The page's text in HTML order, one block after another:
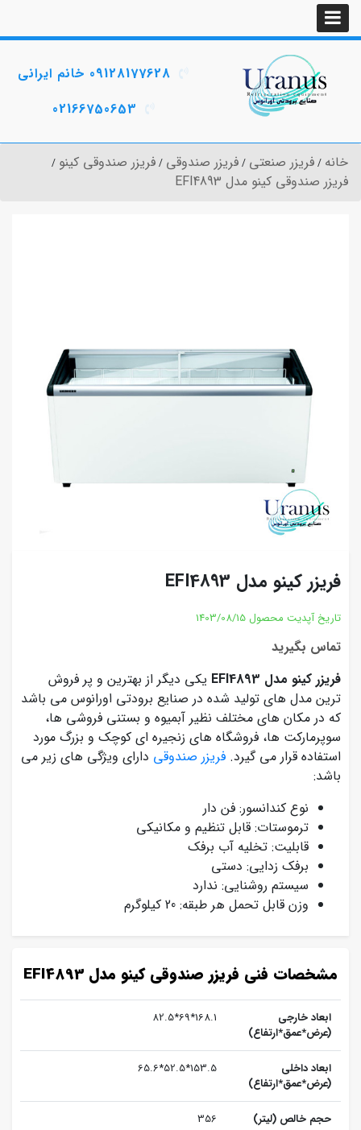
09128177628 خانم ایرانی
02166750653
خانه فریزر صنعتی فریزر صندوقی فریزر صندوقی کینو
فریزر صندوقی کینو مدل EFI4893
فریزر کینو مدل EFI4893
تاریخ آپدیت محصول 1403/08/15
تماس بگیرید
فریزر کینو مدل EFI4893
یکی دیگر از بهترین و پر فروش
ترین مدل های تولید شده در صنایع برودتی اورانوس می باشد
که در مکان های مختلف نظیر آبمیوه و بستنی فروشی ها،
سوپرمارکت ها، فروشگاه های زنجیره ای کوچک و بزرگ مورد
استفاده قرار می گیرد. فریزر صندوقی دارای ویژگی های زیر می
باشد:
نوع کندانسور: فن دار
ترموستات: قابل تنظیم و مکانیکی
قابلیت: تخلیه آب برفک
برفک زدایی: دستی
سیستم روشنایی: ندارد
وزن قابل تحمل هر طبقه: 20 کیلوگرم
مشخصات فنی فریزر صندوقی کینو مدل EFI4893
ابعاد خارجی
(عرض*عمق*ارتفاع)
168.1*69*82.5
ابعاد داخلی
(عرض*عمق*ارتفاع)
153.5*52.5*65.6
حجم خالص (لیتر) 356